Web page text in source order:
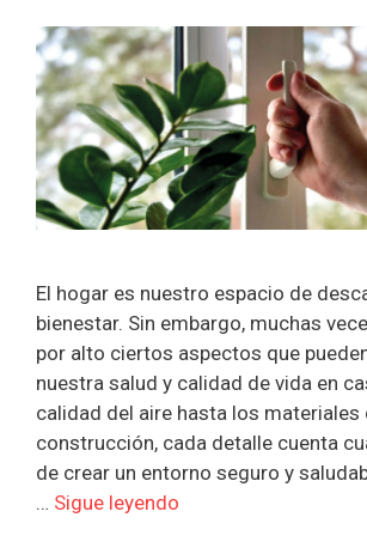
El hogar es nuestro espacio de
bienestar. Sin embargo, muchas
por alto ciertos aspectos que
nuestra salud y calidad de vida en
calidad del aire hasta los materiales
construcción, cada detalle cuenta
de crear un entorno seguro y
… Sigue leyendo